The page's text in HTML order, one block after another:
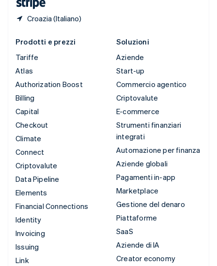
Croazia (Italiano)
Prodotti e prezzi
Tariffe
Atlas
Authorization Boost
Billing
Capital
Checkout
Climate
Connect
Criptovalute
Data Pipeline
Elements
Financial Connections
Identity
Invoicing
Issuing
Link
Soluzioni
Aziende
Start-up
Commercio agentico
Criptovalute
E-commerce
Strumenti finanziari
integrati
Automazione per finanza
Aziende globali
Pagamenti in-app
Marketplace
Gestione del denaro
Piattaforme
SaaS
Aziende di IA
Creator economy